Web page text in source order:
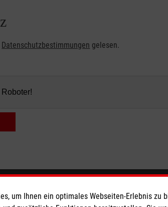
Datenschutzbestimmungen gelesen.
Die Malteser
um Ihnen ein optimales Webseiten-Erlebnis